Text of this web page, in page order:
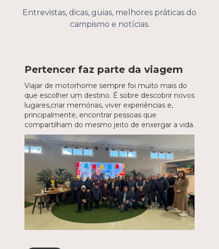
Entrevistas, dicas, guias, melhores práticas do
campismo e notícias.
Pertencer faz parte da viagem
Viajar de motorhome sempre foi muito mais do
que escolher um destino. É sobre descobrir novos
lugares,criar memórias, viver experiências e,
principalmente, encontrar pessoas que
compartilham do mesmo jeito de enxergar a vida.